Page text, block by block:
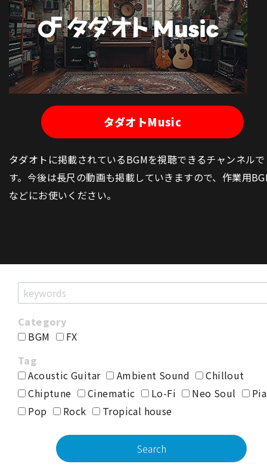
タダオトMusic
タダオトに掲載されているBGMを視聴できるチャンネルで
す。今後は長尺の動画も掲載していきますので、作業用
などにお使いください。
BGM FX
Acoustic Guitar Ambient Sound
Chillout
Chiptune
Cinematic Lo-Fi Neo Soul
Pop
Rock Tropical house